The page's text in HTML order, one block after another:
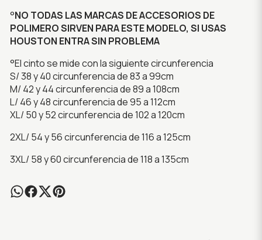
°NO TODAS LAS MARCAS DE ACCESORIOS DE
POLIMERO SIRVEN PARA ESTE MODELO, SI USAS
HOUSTON ENTRA SIN PROBLEMA
°El cinto se mide con la siguiente circunferencia
S/ 38 y 40 circunferencia de 83 a 99cm
M/ 42 y 44 circunferencia de 89 a 108cm
L/ 46 y 48 circunferencia de 95 a 112cm
XL/ 50 y 52 circunferencia de 102 a 120cm
2XL/ 54 y 56 circunferencia de 116 a 125cm
3XL/ 58 y 60 circunferencia de 118 a 135cm